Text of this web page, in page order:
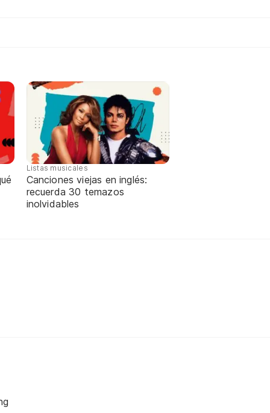
Listas musicales
Canciones viejas en inglés:
recuerda 30 temazos
inolvidables